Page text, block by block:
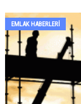
EMLAK HABERLERI